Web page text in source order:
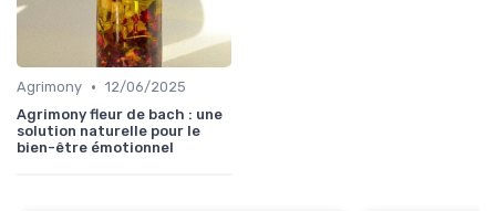
Agrimony • 12/06/2025
Agrimony fleur de bach : une
solution naturelle pour le
bien-être émotionnel